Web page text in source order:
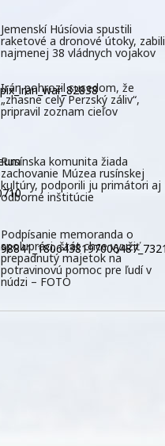
Jemenskí Húsíovia spustili
raketové a dronové útoky, zabili
najmenej 38 vládnych vojakov
Irán pohrozil susedom, že
„zhasne celý Perzský záliv“,
pripravil zoznam cieľov
Rusínska komunita žiada
zachovanie Múzea rusínskej
kultúry, podporili ju primátori aj
odborné inštitúcie
Podpísanie memoranda o
spolupráci, štát chce využiť
prepadnutý majetok na
potravinovú pomoc pre ľudí v
núdzi – FOTO